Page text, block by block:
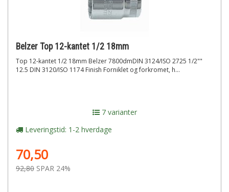
Belzer Top 12-kantet 1/2 18mm
Top 12-kantet 1/2 18mm Belzer 7800dmDIN 3124/ISO 2725 1/2""
12.5 DIN 3120/ISO 1174 Finish Forniklet og forkromet, h...
7 varianter
Leveringstid: 1-2 hverdage
70,50
92,80 SPAR 24%